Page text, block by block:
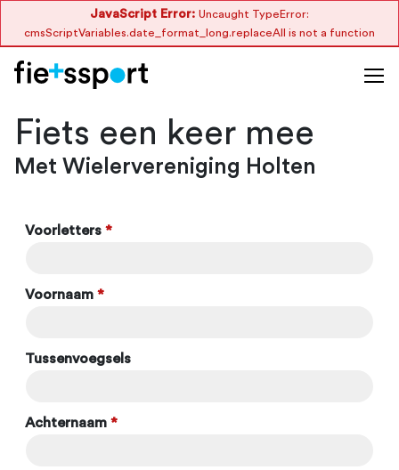
JavaScript Error: Uncaught TypeError:
cmsScriptVariables.date_format_long.replaceAll is not a function
Fiets een keer mee
Met Wielervereniging Holten
Voorletters *
Voornaam *
Tussenvoegsels
Achternaam *